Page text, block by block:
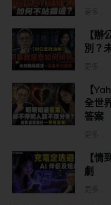
【
別？
【
全世
答案
【
劇